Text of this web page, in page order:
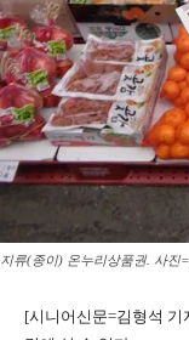
지류(종이) 온누리상품권. 사진
[시니어신문=김형석 기